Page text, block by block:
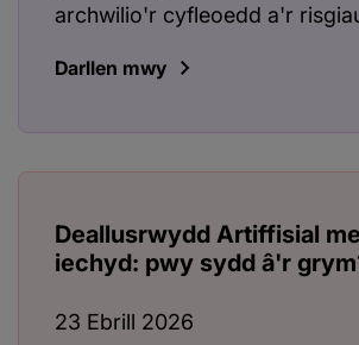
archwilio'r cyfleoedd a'r
Darllen mwy
Deallusrwydd Artiffisial
iechyd: pwy sydd â'r
23 Ebrill 2026